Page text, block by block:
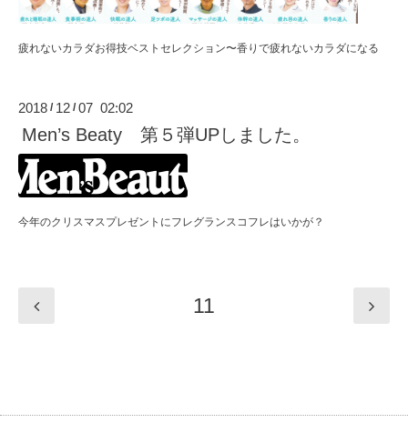
疲れないカラダお得技ベストセレクション〜香りで疲れないカラダになる
2018 / 12 /07 02:02
Men’s Beaty 第５弾UPしました。
今年のクリスマスプレゼントにフレグランスコフレはいかが？
11